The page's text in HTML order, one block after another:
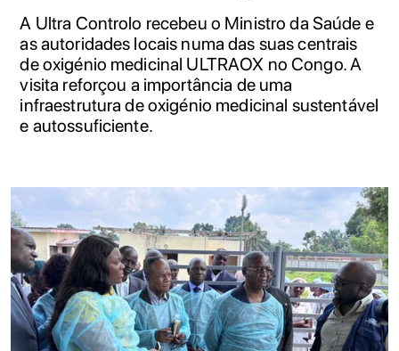
A Ultra Controlo recebeu o Ministro da Saúde e
as autoridades locais numa das suas centrais
de oxigénio medicinal ULTRAOX no Congo. A
visita reforçou a importância de uma
infraestrutura de oxigénio medicinal sustentável
e autossuficiente.